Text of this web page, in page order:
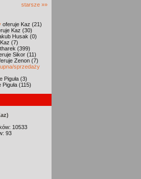
starsze »»
oferuje Kaz (21)
Kaz (30)
Husak (0)
(7)
(399)
Sikor (11)
Zenon (7)
sprzedaży
Piguła (3)
Piguła (115)
10533
93